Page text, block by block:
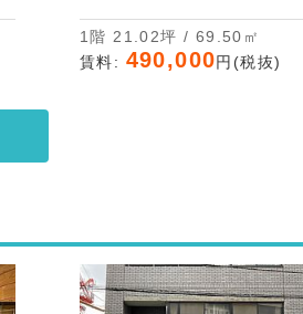
1階 21.02坪 / 69.50㎡
賃料: 490,000円(税抜)